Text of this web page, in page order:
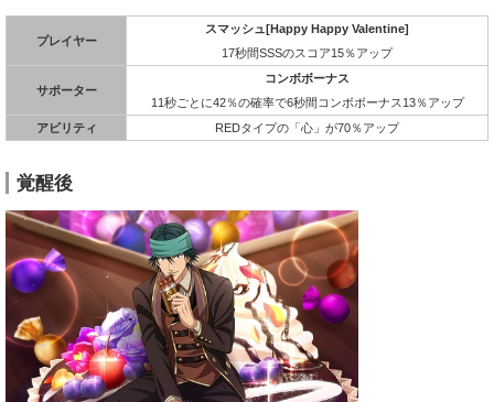
プレイヤー
スマッシュ[Happy Happy Valentine]
17秒間SSSのスコア15％アップ
サポーター
コンボボーナス
11秒ごとに42％の確率で6秒間コンボボーナス13％アップ
アビリティ
REDタイプの「心」が70％アップ
覚醒後